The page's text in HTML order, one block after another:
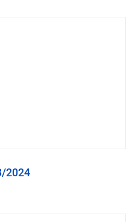
2024